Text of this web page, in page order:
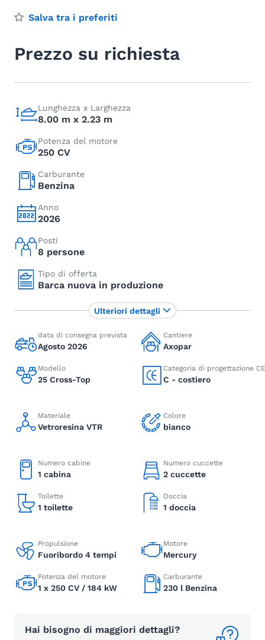
Salva tra i preferiti
Prezzo su richiesta
Lunghezza x Larghezza
8.00 m x 2.23 m
Potenza del motore
250 CV
Carburante
Benzina
Anno
2026
Posti
8 persone
Tipo di offerta
Barca nuova in produzione
data di consegna prevista
Agosto 2026
Cantiere
Axopar
Modello
25 Cross-Top
Categoria di progettazione CE
C - costiero
Materiale
Vetroresina VTR
Colore
bianco
Numero cabine
1 cabina
Numero cuccette
2 cuccette
Toilette
1 toilette
Doccia
1 doccia
Propulsione
Fuoribordo 4 tempi
Motore
Mercury
Potenza del motore
1 x 250 CV / 184 kW
Carburante
230 l Benzina
Hai bisogno di maggiori dettagli?
Ulteriori dettagli